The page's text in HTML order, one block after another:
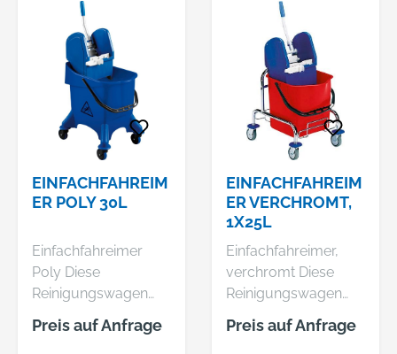
Vollgummibereifung,
inklusive Stoßfänger
Gestell: • Material:
Stahlrohr •
Oberfläche:
verchromt
Presse/Eimer: •
Material: Kunststoff
EINFACHFAHREIM
ER POLY 30L
Einfachfahreimer
Poly Diese
Reinigungswagen
verfügen über eine
einhängbare,
Preis auf Anfrage
EINFACHFAHREIM
ER VERCHROMT,
1X25L
Einfachfahreimer,
verchromt Diese
Reinigungswagen
verfügen über eine
einhängbare,
Preis auf Anfrage